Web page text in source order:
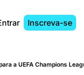
Inscreva-se
a UEFA Champions